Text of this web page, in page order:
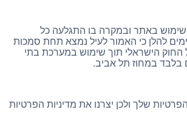
באתר ובמקרה בו התגלעה כל
להלן כי האמור לעיל נמצא תחת סמכות
החוק הישראלי תוך שימוש במערכת בתי
בלבד במחוז תל אביב.
שלך ולכן יצרנו את מדיניות הפרטיות